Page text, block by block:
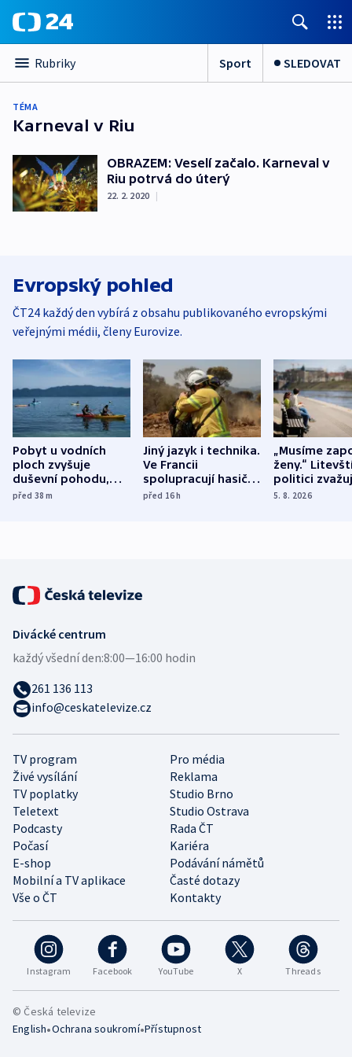
Rubriky Sport SLEDOVAT
TÉMA
Karneval v Riu
OBRAZEM: Veselí začalo. Karneval v
Riu potrvá do úterý
22. 2. 2020 |
Evropský pohled
ČT24 každý den vybírá z obsahu publikovaného evropskými
veřejnými médii, členy Eurovize.
Pobyt u vodních
ploch zvyšuje
duševní pohodu,
ukázala
před 38m
Jiný jazyk i technika.
Ve Francii
spolupracují hasiči z
různých zemí
před 16h
„Musíme
ženy.“
politici
dohodu o
5. 8. 2026
Instagram Facebook YouTube X Threads
TV program
Pro média
Živé vysílání
Reklama
TV poplatky
Studio Brno
Teletext
Studio Ostrava
Podcasty
Rada ČT
Počasí
Kariéra
E-shop
Podávání námětů
Mobilní a TV aplikace
Časté dotazy
Vše o ČT
Kontakty
Divácké centrum
každý všední den:8:00—16:00 hodin
261 136 113
info@ceskatelevize.cz
© Česká televize
English•Ochrana soukromí•Přístupnost